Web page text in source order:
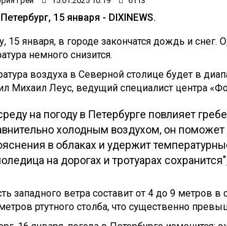
15 января - DIXINEWS.
15 января, в городе закончатся дождь и
немного снизится.
воздуха в Северной столице будет в
Михаил Леус, ведущий специалист центра
на погоду в Петербурге повлияет
холодным воздухом, он
в облаках и удержит
на дорогах и тротуарах
западного ветра составит от 4 до 9 метров
ртутного столба, что существенно